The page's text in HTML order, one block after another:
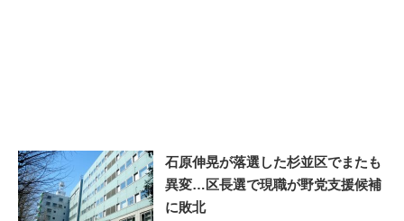
石原伸晃が落選した杉並区でまたも
異変…区長選で現職が野党支援候補
に敗北